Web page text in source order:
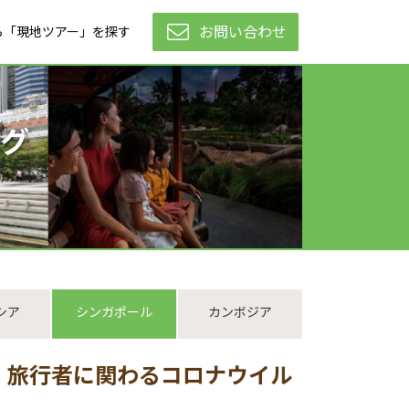
現地ツアー」を探す お問い合わせ
ア シンガポール カンボジア
行者に関わるコロナウイル